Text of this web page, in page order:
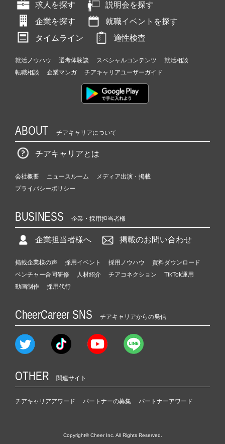
求人を探す
説明会を探す
企業を探す
就職イベントを探す
タイムライン
適性検査
就活ノウハウ 選考体験談 スペシャルコンテンツ
就活相談
転職相談
企業マンガ チアキャリアユーザーガイド
ABOUT チアキャリアについて
チアキャリアとは
会社概要 ニュースルーム
メディア出演・掲載
プライバシーポリシー
BUSINESS 企業・採用担当者様
企業担当者様へ 掲載のお問い合わせ
掲載企業様の声 採用イベント 採用ノウハウ
資料ダウンロード
ベンチャー合同研修
人材紹介 チアコネクション
TikTok運用
動画制作
採用代行
CheerCareer SNS チアキャリアからの発信
OTHER 関連サイト
チアキャリアアワード パートナーの募集 パートナーアワード
Copyright© Cheer Inc. All Rights Reserved.